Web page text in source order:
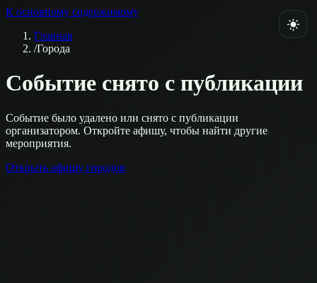
К основному содержимому
Главная
/Города
Событие снято с публикации
Событие было удалено или снято с публикации
организатором. Откройте афишу, чтобы найти другие
мероприятия.
Открыть афишу городов